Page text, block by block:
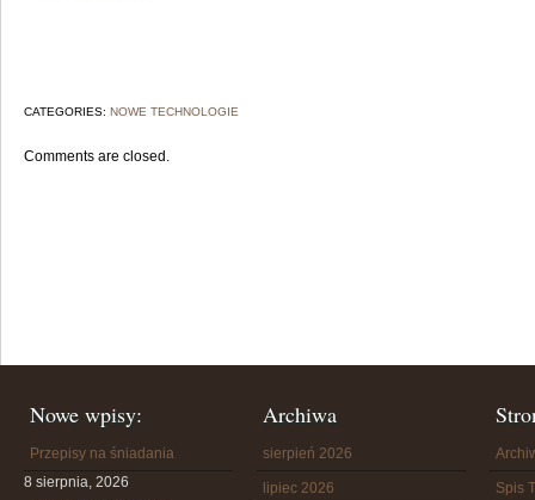
CATEGORIES: NOWE TECHNOLOGIE
Comments are closed.
Nowe wpisy:
Przepisy na śniadania
8 sierpnia, 2026
Archiwa
sierpień 2026
lipiec 2026 Spis